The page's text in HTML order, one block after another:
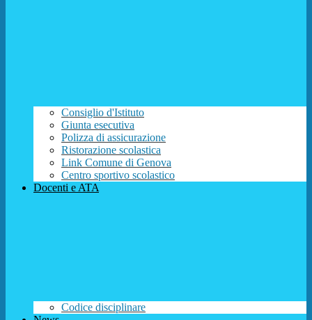
Consiglio d'Istituto
Giunta esecutiva
Polizza di assicurazione
Ristorazione scolastica
Link Comune di Genova
Centro sportivo scolastico
Docenti e ATA
Codice disciplinare